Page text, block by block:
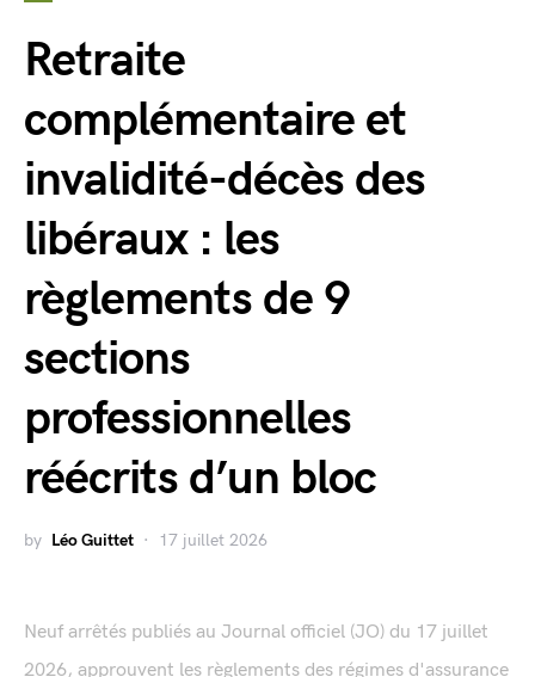
Retraite
complémentaire et
invalidité-décès des
libéraux : les
règlements de 9
sections
professionnelles
réécrits d’un bloc
by Léo Guittet 17 juillet 2026
Neuf arrêtés publiés au Journal officiel (JO) du 17 juillet
2026, approuvent les règlements des régimes d'assurance